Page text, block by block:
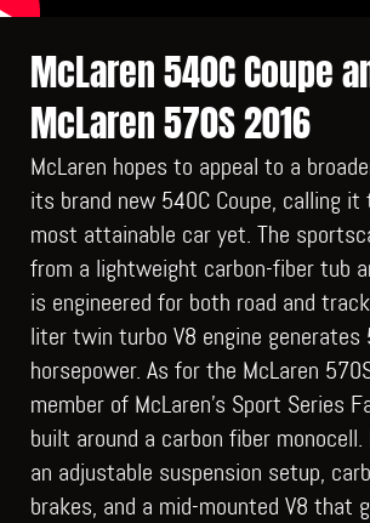
McLaren 540C Coupe
McLaren 570S 2016
McLaren hopes to appeal to a
its brand new 540C Coupe, calling it
most attainable car yet. The
from a lightweight carbon-fiber tub
is engineered for both road and
liter twin turbo V8 engine generates
horsepower. As for the McLaren
member of McLaren’s Sport Series
built around a carbon fiber
an adjustable suspension setup,
brakes, and a mid-mounted V8 that